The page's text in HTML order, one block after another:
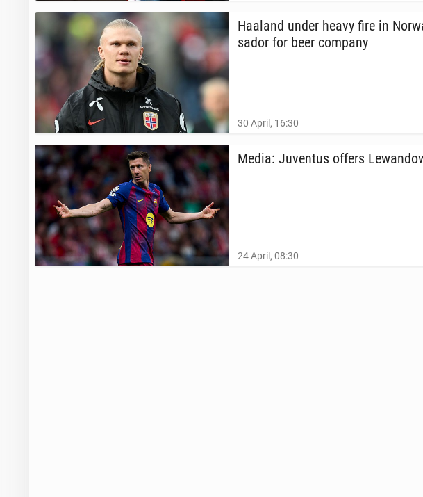
Haaland under heavy fire in
sador for beer company
30 April, 16:30
Media: Ju­ven­tus offers
24 April, 08:30